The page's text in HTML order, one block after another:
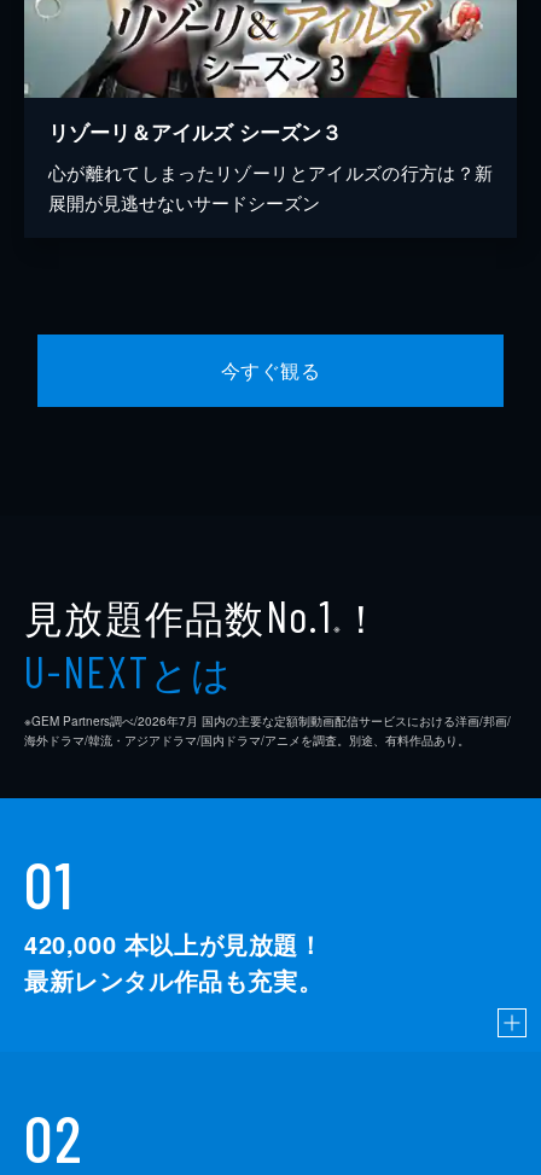
リゾーリ＆アイルズ シーズン３
心が離れてしまったリゾーリとアイルズの行方は？新
展開が見逃せないサードシーズン
今すぐ観る
見放題作品数No.1 ※ ！
U-NEXTとは
※GEM Partners調べ/2026年7⽉ 国内の主要な定額制動画配信サービスにおける洋画/邦画/
海外ドラマ/韓流・アジアドラマ/国内ドラマ/アニメを調査。別途、有料作品あり。
01
420,000 本以上が見放題！
最新レンタル作品も充実。
02